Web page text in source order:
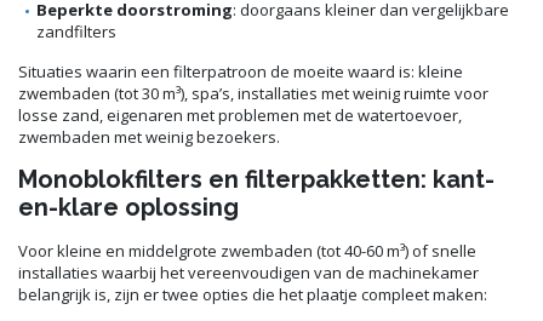
Beperkte doorstroming: doorgaans kleiner dan vergelijkbare
zandfilters
Situaties waarin een filterpatroon de moeite waard is: kleine
zwembaden (tot 30 m³), spa’s, installaties met weinig ruimte voor
losse zand, eigenaren met problemen met de watertoevoer,
zwembaden met weinig bezoekers.
Monoblokfilters en filterpakketten: kant-
en-klare oplossing
Voor kleine en middelgrote zwembaden (tot 40-60 m³) of snelle
installaties waarbij het vereenvoudigen van de machinekamer
belangrijk is, zijn er twee opties die het plaatje compleet maken: